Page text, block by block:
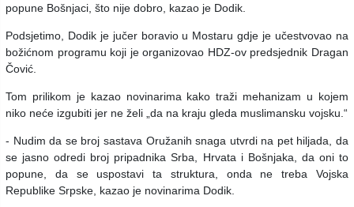
popune Bošnjaci, što nije dobro, kazao je Dodik.
Podsjetimo, Dodik je jučer boravio u Mostaru gdje je učestvovao na
božićnom programu koji je organizovao HDZ-ov predsjednik Dragan
Čović.
Tom prilikom je kazao novinarima kako traži mehanizam u kojem
niko neće izgubiti jer ne želi „da na kraju gleda muslimansku vojsku.“
- Nudim da se broj sastava Oružanih snaga utvrdi na pet hiljada, da
se jasno odredi broj pripadnika Srba, Hrvata i Bošnjaka, da oni to
popune, da se uspostavi ta struktura, onda ne treba Vojska
Republike Srpske, kazao je novinarima Dodik.